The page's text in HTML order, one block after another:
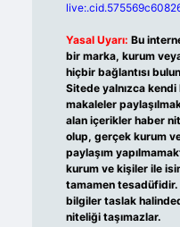
Yasal Uyarı: Bu
bir marka, kurum
hiçbir bağlantısı
Sitede yalnızca kendi
makaleler
alan içerikler haber
olup, gerçek kurum
paylaşım
kurum ve kişiler ile
tamamen
bilgiler taslak
niteliği taşımazlar.